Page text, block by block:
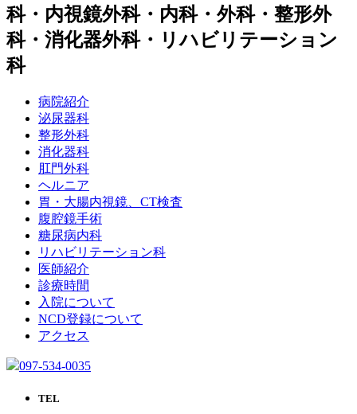
科・内視鏡外科・内科・外科・整形外
科・消化器外科・リハビリテーション
科
病院紹介
泌尿器科
整形外科
消化器科
肛門外科
ヘルニア
胃・大腸内視鏡、CT検査
腹腔鏡手術
糖尿病内科
リハビリテーション科
医師紹介
診療時間
入院について
NCD登録について
アクセス
097-534-0035
TEL